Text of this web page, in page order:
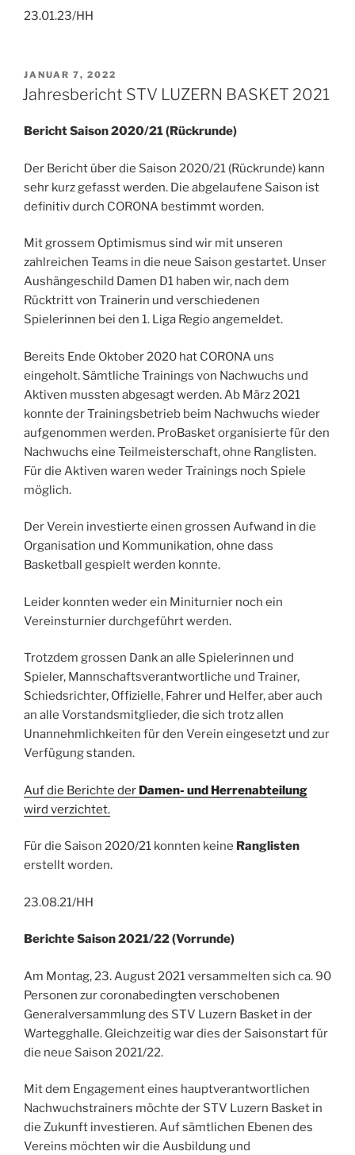
23.01.23/HH
VERÖFFENTLICHT
AM
JANUAR 7, 2022
Jahresbericht STV LUZERN BASKET 2021
Bericht Saison 2020/21 (Rückrunde)
Der Bericht über die Saison 2020/21 (Rückrunde) kann
sehr kurz gefasst werden. Die abgelaufene Saison ist
definitiv durch CORONA bestimmt worden.
Mit grossem Optimismus sind wir mit unseren
zahlreichen Teams in die neue Saison gestartet. Unser
Aushängeschild Damen D1 haben wir, nach dem
Rücktritt von Trainerin und verschiedenen
Spielerinnen bei den 1. Liga Regio angemeldet.
Bereits Ende Oktober 2020 hat CORONA uns
eingeholt. Sämtliche Trainings von Nachwuchs und
Aktiven mussten abgesagt werden. Ab März 2021
konnte der Trainingsbetrieb beim Nachwuchs wieder
aufgenommen werden. ProBasket organisierte für den
Nachwuchs eine Teilmeisterschaft, ohne Ranglisten.
Für die Aktiven waren weder Trainings noch Spiele
möglich.
Der Verein investierte einen grossen Aufwand in die
Organisation und Kommunikation, ohne dass
Basketball gespielt werden konnte.
Leider konnten weder ein Miniturnier noch ein
Vereinsturnier durchgeführt werden.
Trotzdem grossen Dank an alle Spielerinnen und
Spieler, Mannschaftsverantwortliche und Trainer,
Schiedsrichter, Offizielle, Fahrer und Helfer, aber auch
an alle Vorstandsmitglieder, die sich trotz allen
Unannehmlichkeiten für den Verein eingesetzt und zur
Verfügung standen.
Auf die Berichte der Damen- und Herrenabteilung
wird verzichtet.
Für die Saison 2020/21 konnten keine Ranglisten
erstellt worden.
23.08.21/HH
Berichte Saison 2021/22 (Vorrunde)
Am Montag, 23. August 2021 versammelten sich ca. 90
Personen zur coronabedingten verschobenen
Generalversammlung des STV Luzern Basket in der
Wartegghalle. Gleichzeitig war dies der Saisonstart für
die neue Saison 2021/22.
Mit dem Engagement eines hauptverantwortlichen
Nachwuchstrainers möchte der STV Luzern Basket in
die Zukunft investieren. Auf sämtlichen Ebenen des
Vereins möchten wir die Ausbildung und